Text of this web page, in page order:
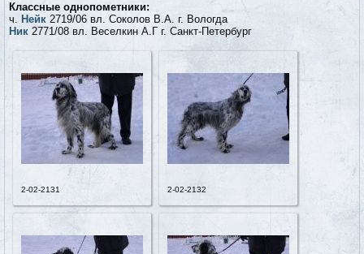
Классные однопометники:
ч. Нейк 2719/06 вл. Соколов В.А. г. Вологда
Ник 2771/08 вл. Веселкин А.Г г. Санкт-Петербург
2-02-2131 2-02-2132